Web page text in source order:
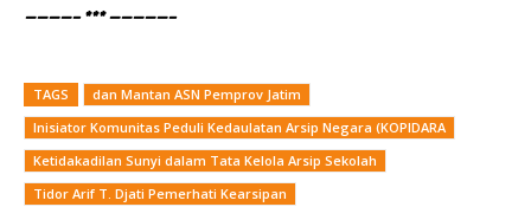
————– *** —————–
TAGS
dan Mantan ASN Pemprov Jatim
Inisiator Komunitas Peduli Kedaulatan Arsip Negara (KOPIDARA
Ketidakadilan Sunyi dalam Tata Kelola Arsip Sekolah
Tidor Arif T. Djati Pemerhati Kearsipan